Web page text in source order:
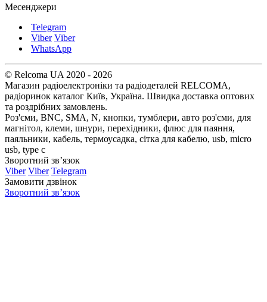
Месенджери
Telegram
Viber Viber
WhatsApp
© Relcoma UA 2020 - 2026
Магазин радіоелектроніки та радіодеталей RELCOMA,
радіоринок каталог Київ, Україна. Швидка доставка оптових
та роздрібних замовлень.
Роз'єми, BNC, SMA, N, кнопки, тумблери, авто роз'єми, для
магнітол, клеми, шнури, перехідники, флюс для паяння,
паяльники, кабель, термоусадка, сітка для кабелю, usb, micro
usb, type c
Зворотний зв’язок
Viber Viber Telegram
Замовити дзвінок
Зворотний зв’язок